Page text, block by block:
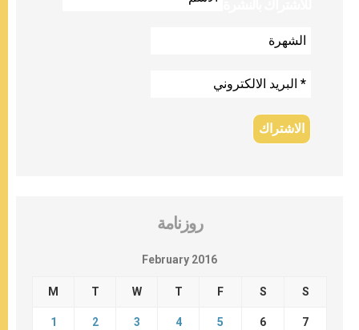
روزنامة
February 2016
M T W T F S S
1 2 3 4 5 6 7